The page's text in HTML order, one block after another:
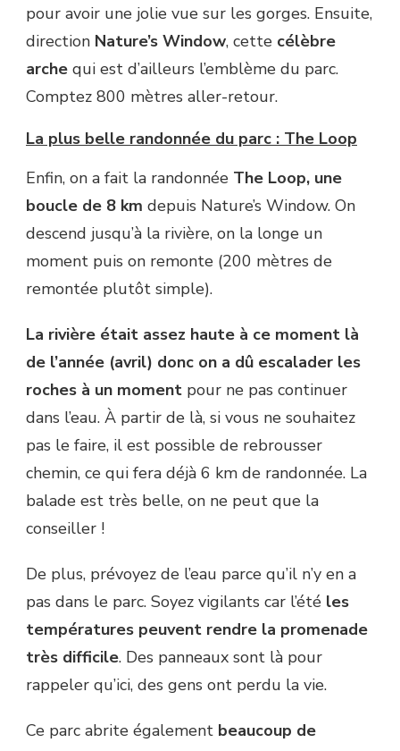
pour avoir une jolie vue sur les gorges. Ensuite,
direction Nature’s Window, cette célèbre
arche qui est d’ailleurs l’emblème du parc.
Comptez 800 mètres aller-retour.
La plus belle randonnée du parc : The Loop
Enfin, on a fait la randonnée The Loop, une
boucle de 8 km depuis Nature’s Window. On
descend jusqu’à la rivière, on la longe un
moment puis on remonte (200 mètres de
remontée plutôt simple).
La rivière était assez haute à ce moment là
de l’année (avril) donc on a dû escalader les
roches à un moment pour ne pas continuer
dans l’eau. À partir de là, si vous ne souhaitez
pas le faire, il est possible de rebrousser
chemin, ce qui fera déjà 6 km de randonnée. La
balade est très belle, on ne peut que la
conseiller !
De plus, prévoyez de l’eau parce qu’il n’y en a
pas dans le parc. Soyez vigilants car l’été les
températures peuvent rendre la promenade
très difficile. Des panneaux sont là pour
rappeler qu’ici, des gens ont perdu la vie.
Ce parc abrite également beaucoup de